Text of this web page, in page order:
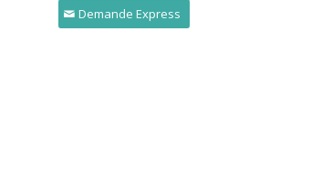
Demande Express